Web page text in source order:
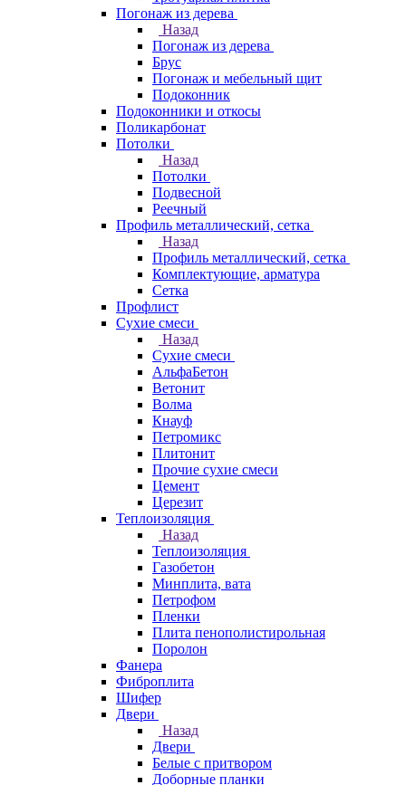
Погонаж из дерева
Назад
Погонаж из дерева
Брус
Погонаж и мебельный щит
Подоконник
Подоконники и откосы
Поликарбонат
Потолки
Назад
Потолки
Подвесной
Реечный
Профиль металлический, сетка
Назад
Профиль металлический, сетка
Комплектующие, арматура
Сетка
Профлист
Сухие смеси
Назад
Сухие смеси
АльфаБетон
Ветонит
Волма
Кнауф
Петромикс
Плитонит
Прочие сухие смеси
Цемент
Церезит
Теплоизоляция
Назад
Теплоизоляция
Газобетон
Минплита, вата
Петрофом
Пленки
Плита пенополистирольная
Поролон
Фанера
Фиброплита
Шифер
Двери
Назад
Двери
Белые с притвором
Доборные планки